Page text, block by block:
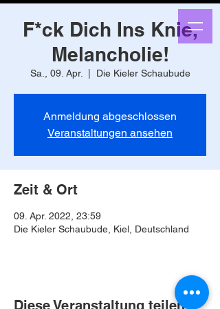
F*ck Dich Ins Knie,
Melancholie!
Sa., 09. Apr. Die Kieler Schaubude
Anmeldung abgeschlossen
Veranstaltungen ansehen
Zeit & Ort
09. Apr. 2022, 23:59
Die Kieler Schaubude, Kiel, Deutschland
Diese Veranstaltung teilen